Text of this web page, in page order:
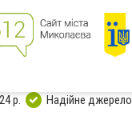
р. Надійне джерело